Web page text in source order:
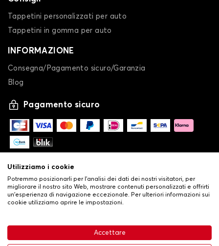
Tappetini personalizzati per auto
Tappetini in gomma per auto
INFORMAZIONE
Consegna/Pagamento sicuro/Garanzia
Blog
Pagamento sicuro
Condizioni generali di vendita•
Politica sulla privacy e sui cookie•Livraison
Utilizziamo i cookie
Potremmo posizionarli per l'analisi dei dati dei nostri visitatori, per
migliorare il nostro sito Web, mostrare contenuti personalizzati e offrirti
un'esperienza di navigazione eccezionale. Per ulteriori informazioni sui
cookie utilizziamo aprire le impostazioni.
Accettare